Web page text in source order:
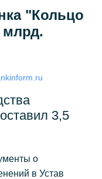
"Кольцо
млрд.
3,5
о
в Устав